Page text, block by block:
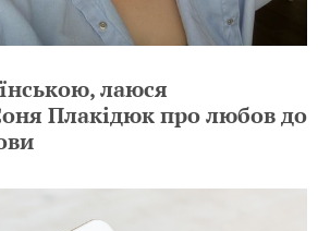
лаюся
Плакідюк про любов до